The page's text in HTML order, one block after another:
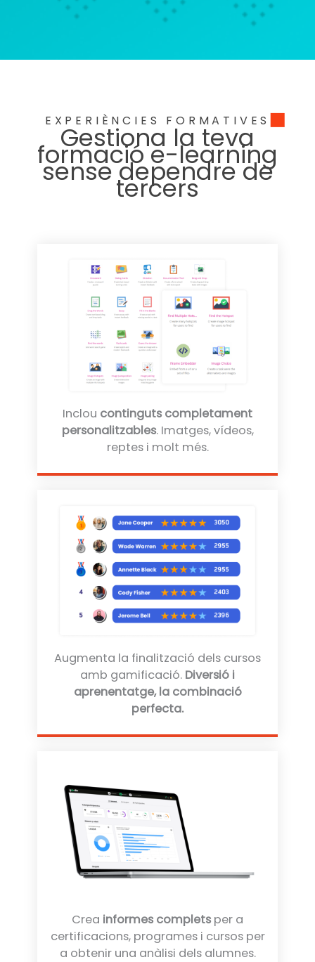
EXPERIÈNCIES FORMATIVES
Gestiona la teva
formació e-learning
sense dependre de
tercers
Inclou continguts completament
personalitzables. Imatges, vídeos,
reptes i molt més.
Augmenta la finalització dels cursos
amb gamificació. Diversió i
aprenentatge, la combinació
perfecta.
Crea informes complets per a
certificacions, programes i cursos per
a obtenir una anàlisi dels alumnes.